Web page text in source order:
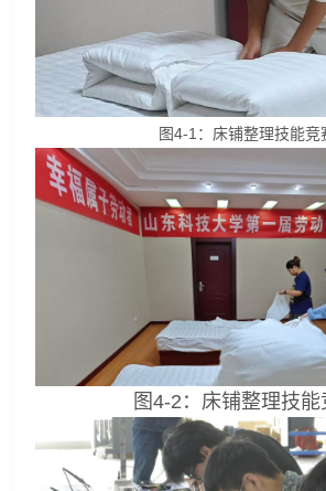
图4-1：床铺整理技能竞
图4-2：床铺整理技能